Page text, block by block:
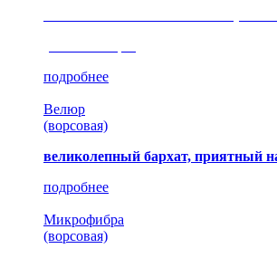
подробнее
Велюр
(ворсовая)
великолепный бархат, приятный
подробнее
Микрофибра
(ворсовая)